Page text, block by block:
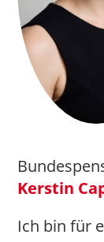
Kerstin
Ich bin für